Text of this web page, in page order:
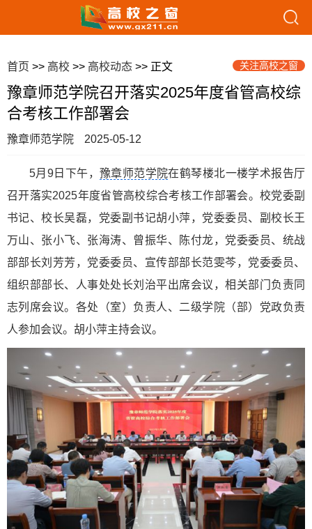
首页 >> 高校 >> 高校动态 >> 正文 关注高校之窗
豫章师范学院召开落实2025年度省管高校综
合考核工作部署会
豫章师范学院 2025-05-12
5月9日下午， 豫章师范学院在鹤琴楼北一楼学术报告厅
召开落实2025年度省管高校综合考核工作部署会。校党委副
书记、校长吴磊，党委副书记胡小萍，党委委员、副校长王
万山、张小飞、张海涛、曾振华、陈付龙，党委委员、统战
部部长刘芳芳，党委委员、宣传部部长范雯芩，党委委员、
组织部部长、人事处处长刘治平出席会议，相关部门负责同
志列席会议。各处（室）负责人、二级学院（部）党政负责
人参加会议。胡小萍主持会议。